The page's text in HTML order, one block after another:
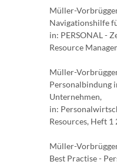
Müller-
Navigationshilfe
in: PERSONAL -
Resource
Müller-
Personalbindung
Unternehmen,
in:
Resources, Heft 1
Müller-
Best Practise -